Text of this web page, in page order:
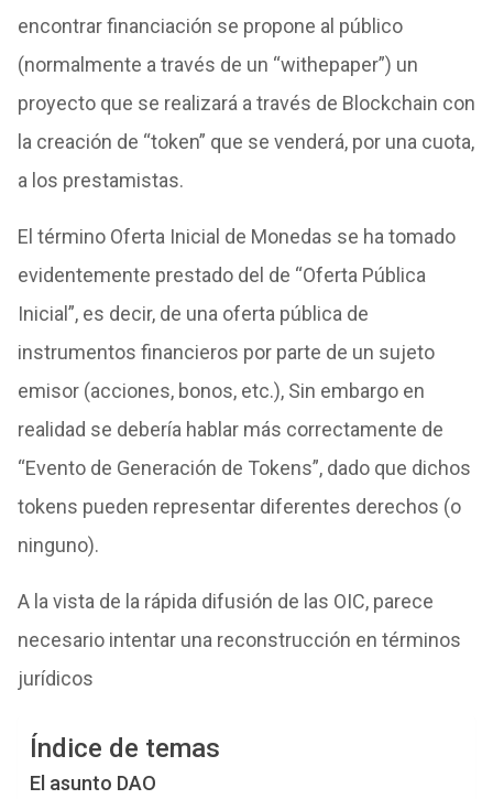
encontrar financiación se propone al público
(normalmente a través de un “withepaper”) un
proyecto que se realizará a través de Blockchain con
la creación de “token” que se venderá, por una cuota,
a los prestamistas.
El término Oferta Inicial de Monedas se ha tomado
evidentemente prestado del de “Oferta Pública
Inicial”, es decir, de una oferta pública de
instrumentos financieros por parte de un sujeto
emisor (acciones, bonos, etc.), Sin embargo en
realidad se debería hablar más correctamente de
“Evento de Generación de Tokens”, dado que dichos
tokens pueden representar diferentes derechos (o
ninguno).
A la vista de la rápida difusión de las OIC, parece
necesario intentar una reconstrucción en términos
jurídicos
Índice de temas
El asunto DAO